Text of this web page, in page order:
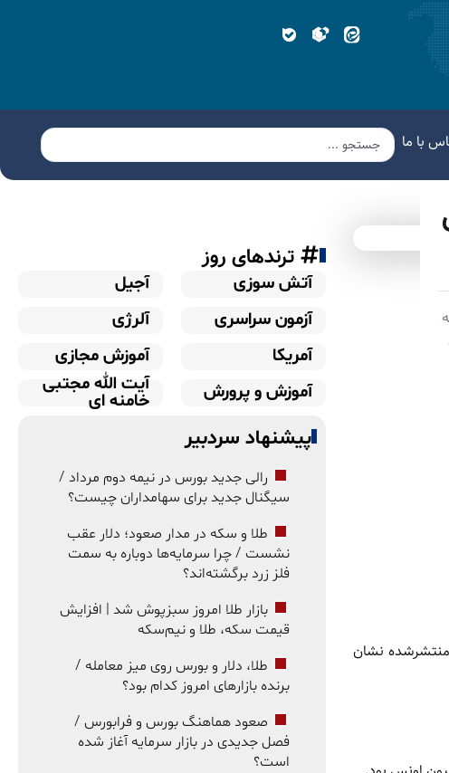
با ما
منتشرشده نشان
ترندهای روز
آتش سوزی
آجیل
آزمون سراسری
آلرژی
آمریکا
آموزش مجازی
آموزش و پرورش
آیت الله مجتبی
خامنه ای
پیشنهاد سردبیر
رالی جدید بورس در نیمه دوم مرداد /
سیگنال جدید برای سهامداران چیست؟
طلا و سکه در مدار صعود؛ دلار عقب
نشست / چرا سرمایه‌ها دوباره به سمت
فلز زرد برگشته‌اند؟
بازار طلا امروز سبزپوش شد | افزایش
قیمت سکه، طلا و نیم‌سکه
طلا، دلار و بورس روی میز معامله /
برنده بازارهای امروز کدام بود؟
صعود هماهنگ بورس و فرابورس /
فصل جدیدی در بازار سرمایه آغاز شده
است؟